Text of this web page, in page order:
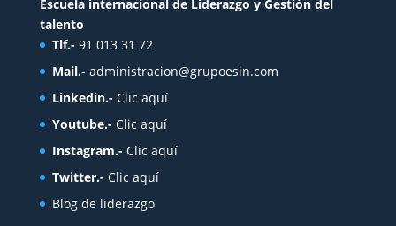
Escuela internacional de Liderazgo y Gestión del
talento
Tlf.- 91 013 31 72
Mail.- administracion@grupoesin.com
Linkedin.- Clic aquí
Youtube.- Clic aquí
Instagram.- Clic aquí
Twitter.- Clic aquí
Blog de liderazgo